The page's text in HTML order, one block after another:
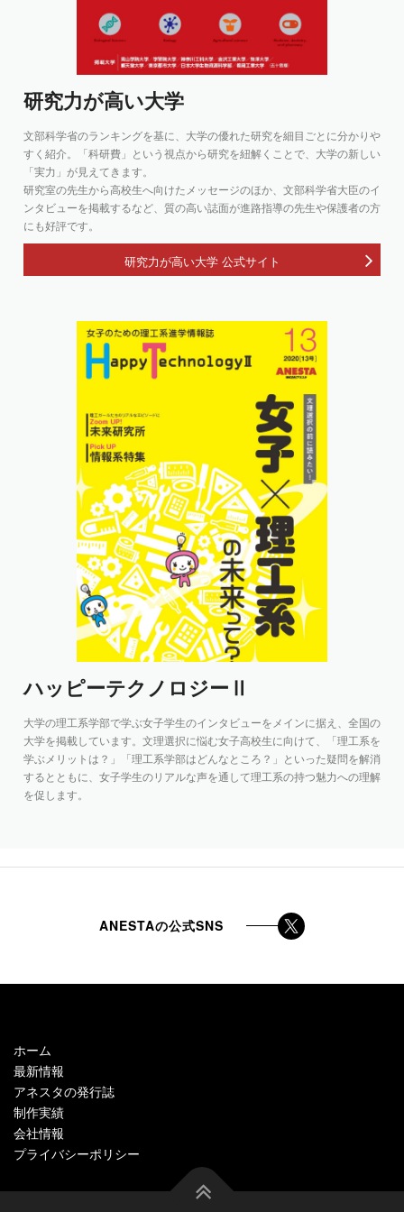
研究力が高い大学
文部科学省のランキングを基に、大学の優れた研究を細目ごとに分かりや
すく紹介。「科研費」という視点から研究を紐解くことで、大学の新しい
「実力」が見えてきます。
研究室の先生から高校生へ向けたメッセージのほか、文部科学省大臣のイ
ンタビューを掲載するなど、質の高い誌面が進路指導の先生や保護者の方
にも好評です。
研究力が高い大学 公式サイト
ハッピーテクノロジーⅡ
大学の理工系学部で学ぶ女子学生のインタビューをメインに据え、全国の
大学を掲載しています。文理選択に悩む女子高校生に向けて、「理工系を
学ぶメリットは？」「理工系学部はどんなところ？」といった疑問を解消
するとともに、女子学生のリアルな声を通して理工系の持つ魅力への理解
を促します。
ANESTAの公式SNS
ホーム
最新情報
アネスタの発行誌
制作実績
会社情報
プライバシーポリシー